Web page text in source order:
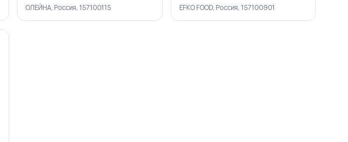
ОЛЕЙНА, Россия, 157100115 EFKO FOOD, Россия, 157100901